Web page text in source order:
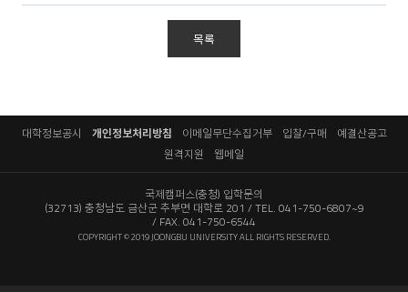
목록
대학정보공시 개인정보처리방침 이메일무단수집거부 입찰/구매
예결산공고
원격지원
웹메일
국제캠퍼스(충청) 입학문의
(32713) 충청남도 금산군 추부면 대학로 201 TEL. 041-750-6807~9
FAX. 041-750-6544
COPYRIGHT © 2019 JOONGBU UNIVERSITY ALL RIGHTS RESERVED.